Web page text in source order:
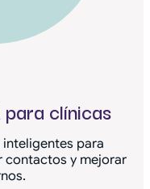
clínicas
para
contactos y mejorar